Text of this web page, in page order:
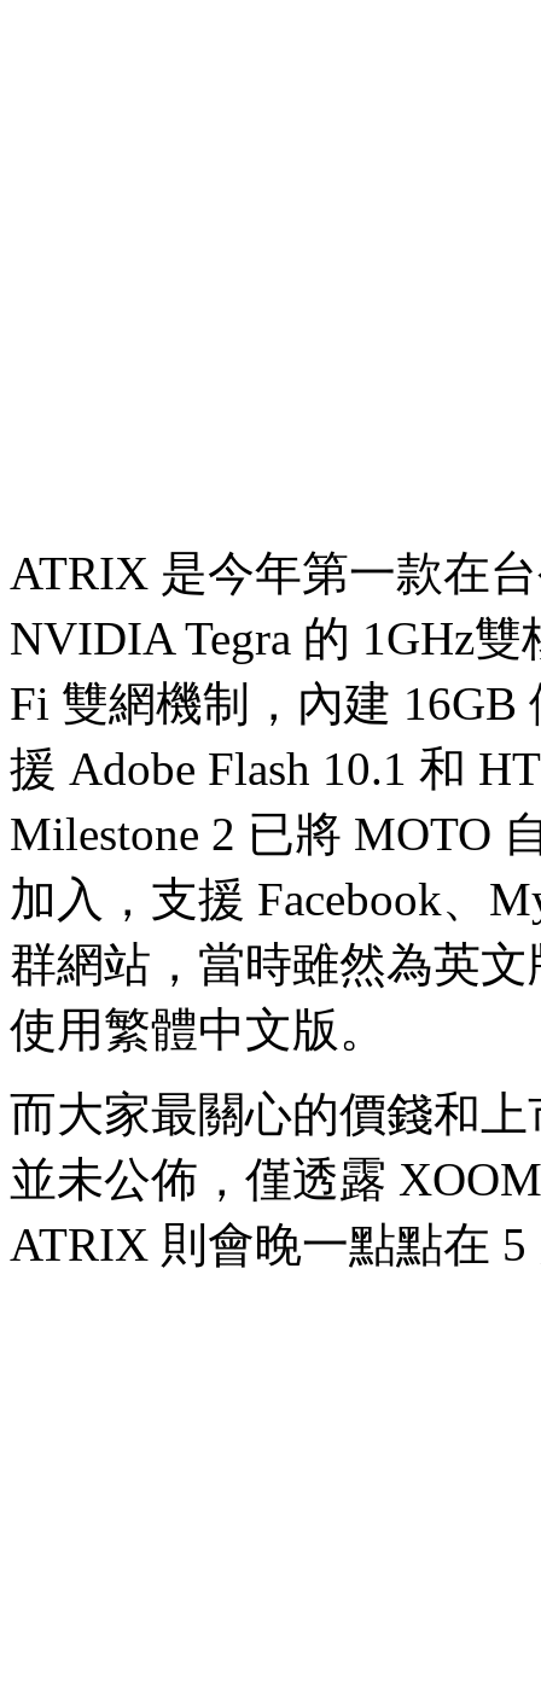
ATRIX 是今年第一款在
NVIDIA Tegra 的 1GHz
Fi 雙網機制，內建
援 Adobe Flash 10.1 和
Milestone 2 已將 MOTO
加入，支援 Facebook、
群網站，當時雖然為英
使用繁體中文版。
而大家最關心的價錢和
並未公佈，僅透露
ATRIX 則會晚一點點在